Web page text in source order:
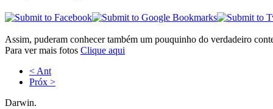
Assim, puderam conhecer também um pouquinho do verdadeiro
Para ver mais fotos Clique aqui
< Ant
Próx >
Darwin.